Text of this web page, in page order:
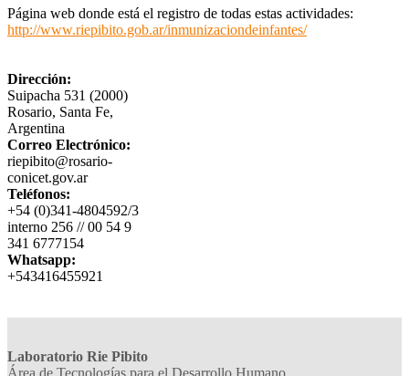
Página web donde está el registro de todas estas actividades:
http://www.riepibito.gob.ar/inmunizaciondeinfantes/
Dirección:
Suipacha 531 (2000)
Rosario, Santa Fe,
Argentina
Correo Electrónico:
riepibito@rosario-
conicet.gov.ar
Teléfonos:
+54 (0)341-4804592/3
interno 256 // 00 54 9
341 6777154
Whatsapp:
+543416455921
Laboratorio Rie Pibito
Área de Tecnologías para el Desarrollo Humano,